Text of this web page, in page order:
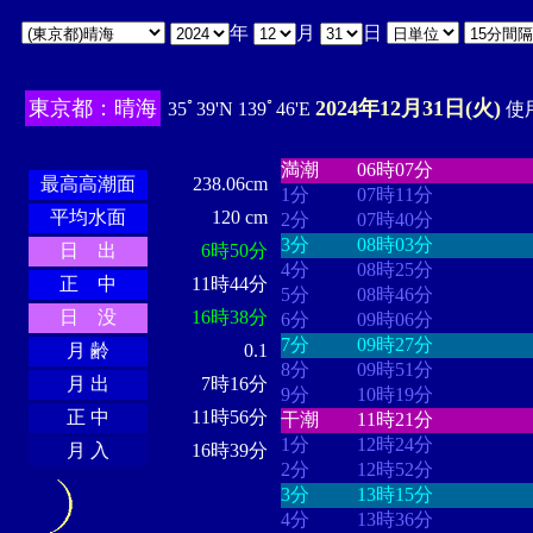
年 月 日
東京都：晴海 35ﾟ39'N 139ﾟ46'E 2024年12月31日(火) 使
最高高潮面
238.06cm
平均水面
120 cm
日 出
6時50分
正 中
11時44分
日 没
16時38分
月 齢
0.1
月 出
7時16分
正 中
11時56分
月 入
16時39分
満潮
06時07分
1分
07時11分
2分
07時40分
3分
08時03分
4分
08時25分
5分
08時46分
6分
09時06分
7分
09時27分
8分
09時51分
9分
10時19分
干潮
11時21分
1分
12時24分
2分
12時52分
3分
13時15分
4分
13時36分